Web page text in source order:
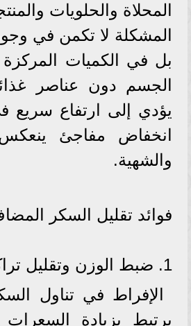
المحلاة والحلويات
المشكلة لا تكمن في
بل في الكميات
الجسم دون عناصر
يؤدي إلى ارتفاع سريع
انخفاض مفاجئ
والشهية.
فوائد تقليل السكر
1. ضبط الوزن وتقليل تراكم الدهون
الإفراط في تناول
يرتبط بزيادة